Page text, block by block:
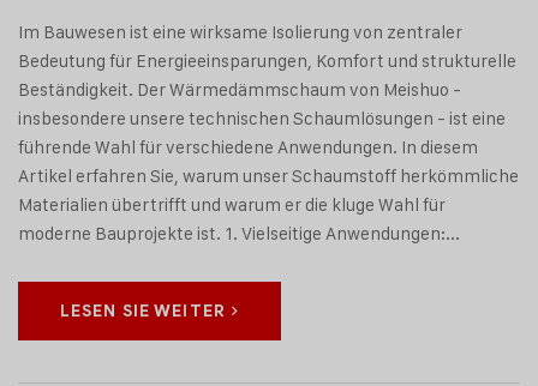
Im Bauwesen ist eine wirksame Isolierung von zentraler
Bedeutung für Energieeinsparungen, Komfort und strukturelle
Beständigkeit. Der Wärmedämmschaum von Meishuo -
insbesondere unsere technischen Schaumlösungen - ist eine
führende Wahl für verschiedene Anwendungen. In diesem
Artikel erfahren Sie, warum unser Schaumstoff herkömmliche
Materialien übertrifft und warum er die kluge Wahl für
moderne Bauprojekte ist. 1. Vielseitige Anwendungen:...
LESEN SIE WEITER